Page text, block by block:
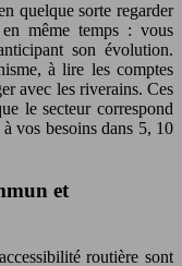
quelque sorte regarder
même temps : vous
son évolution.
à lire les comptes
avec les riverains. Ces
le secteur correspond
vos besoins dans 5, 10
et
routière sont